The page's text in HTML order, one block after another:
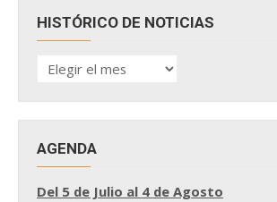
HISTÓRICO DE NOTICIAS
HISTÓRICO
DE
AGENDA
Del 5 de Julio al 4 de Agosto